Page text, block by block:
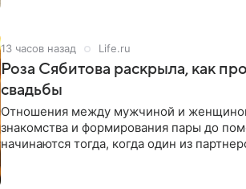
13 часов назад Life.ru
Роза Сябитова раскрыла, как
свадьбы
Отношения между мужчиной и женщиной
знакомства и формирования пары до
начинаются тогда, когда один из